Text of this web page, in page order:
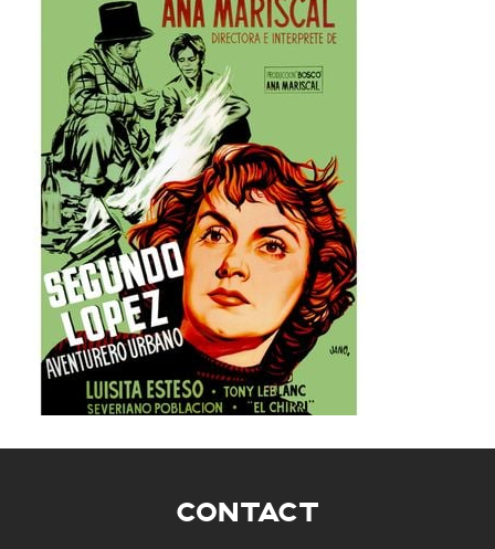
CONTACT